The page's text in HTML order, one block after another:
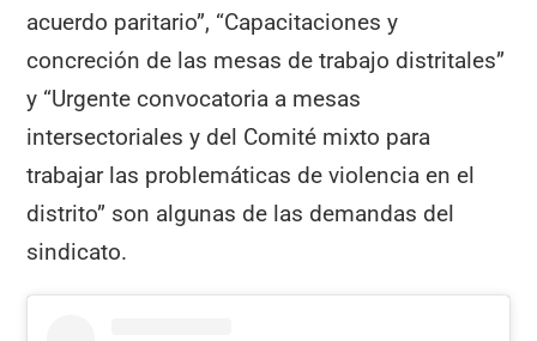
acuerdo paritario”, “Capacitaciones y
concreción de las mesas de trabajo distritales”
y “Urgente convocatoria a mesas
intersectoriales y del Comité mixto para
trabajar las problemáticas de violencia en el
distrito” son algunas de las demandas del
sindicato.